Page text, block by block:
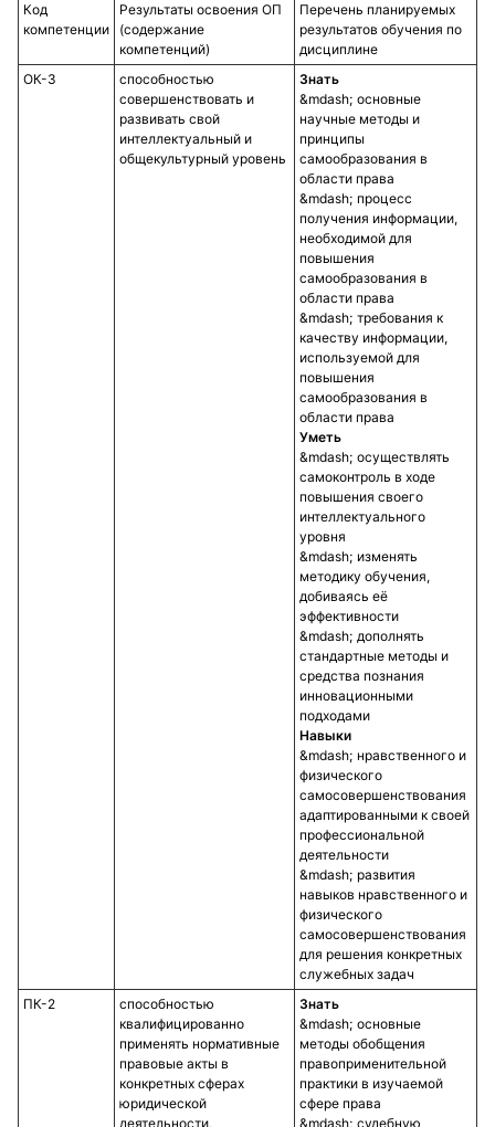
Код
компетенции
Результаты освоения ОП
(содержание
компетенций)
Перечень планируемых
результатов обучения по
дисциплине
ОК-3
способностью
совершенствовать и
развивать свой
интеллектуальный и
общекультурный уровень
Знать
основные
научные методы и
принципы
самообразования в
области права
процесс
получения информации,
необходимой для
повышения
самообразования в
области права
требования к
качеству информации,
используемой для
повышения
самообразования в
области права
Уметь
осуществлять
самоконтроль в ходе
повышения своего
интеллектуального
уровня
изменять
методику обучения,
добиваясь её
эффективности
дополнять
стандартные методы и
средства познания
инновационными
подходами
Навыки
нравственного и
физического
самосовершенствования
адаптированными к своей
профессиональной
деятельности
развития
навыков нравственного и
физического
самосовершенствования
для решения конкретных
служебных задач
ПК-2
способностью
квалифицированно
применять нормативные
правовые акты в
конкретных сферах
юридической
деятельности,
Знать
основные
методы обобщения
правоприменительной
практики в изучаемой
сфере права
судебную